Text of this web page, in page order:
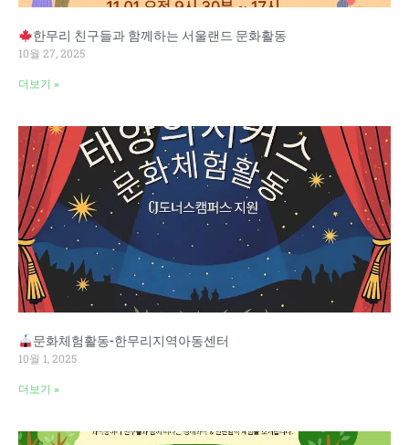
한무리 친구들과 함께하는 서울랜드 문화활동
10월 27, 2025
더보기 »
문화체험활동-한무리지역아동센터
10월 1, 2025
더보기 »